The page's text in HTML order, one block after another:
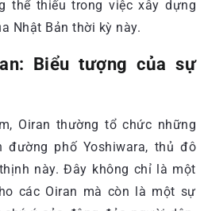
thể thiếu trong việc xây dựng
Nhật Bản thời kỳ này.
Biểu tượng của sự
Oiran thường tổ chức những
phố Yoshiwara, thủ đô
này. Đây không chỉ là một
các Oiran mà còn là một sự